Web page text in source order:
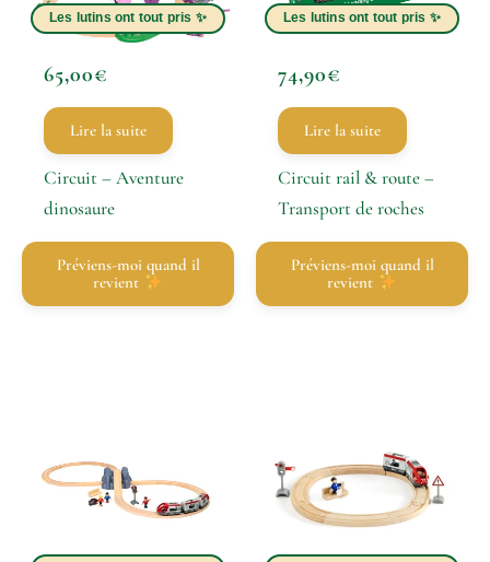
65,00€
Lire la suite
Circuit – Aventure
dinosaure
Préviens-moi quand il
revient
74,90€
Lire la suite
Circuit rail & route –
Transport de roches
Préviens-moi quand il
revient